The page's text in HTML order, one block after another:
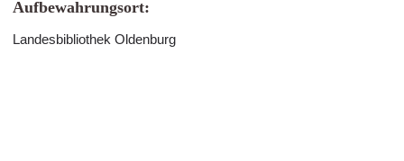
Aufbewahrungsort:
Landesbibliothek Oldenburg